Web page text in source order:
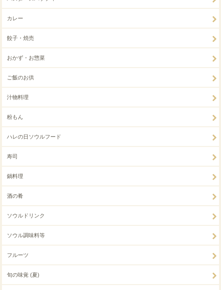
カレー
餃子・焼売
おかず・お惣菜
ご飯のお供
汁物料理
粉もん
ハレの日ソウルフード
寿司
鍋料理
酒の肴
ソウルドリンク
ソウル調味料等
フルーツ
旬の味覚 (夏)